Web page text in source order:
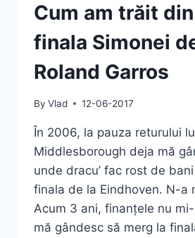
Cum am trăit
finala Simonei
Roland Garros
By Vlad 12-06-2017
În 2006, la pauza returului
Middlesborough deja mă
unde dracu’ fac rost de
finala de la Eindhoven. N-a
Acum 3 ani, finanțele nu
mă gândesc să merg la